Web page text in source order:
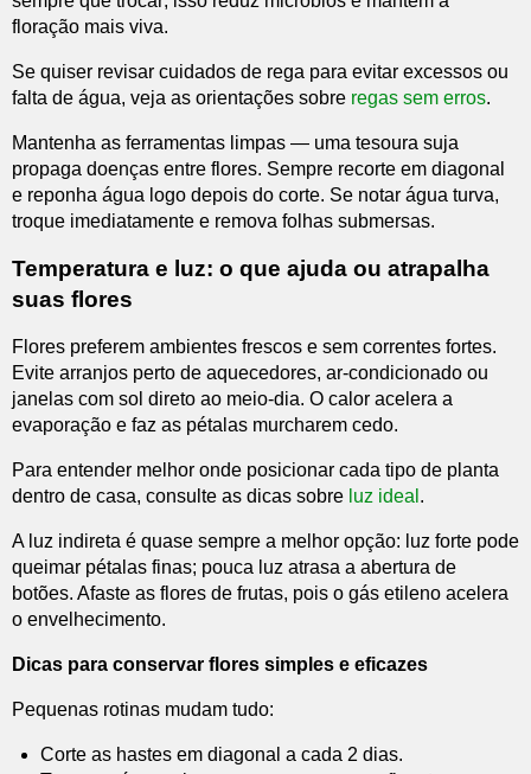
floração mais viva.
Se quiser revisar cuidados de rega para evitar excessos ou
falta de água, veja as orientações sobre regas sem erros.
Mantenha as ferramentas limpas — uma tesoura suja
propaga doenças entre flores. Sempre recorte em diagonal
e reponha água logo depois do corte. Se notar água turva,
troque imediatamente e remova folhas submersas.
Temperatura e luz: o que ajuda ou atrapalha
suas flores
Flores preferem ambientes frescos e sem correntes fortes.
Evite arranjos perto de aquecedores, ar-condicionado ou
janelas com sol direto ao meio-dia. O calor acelera a
evaporação e faz as pétalas murcharem cedo.
Para entender melhor onde posicionar cada tipo de planta
dentro de casa, consulte as dicas sobre luz ideal .
A luz indireta é quase sempre a melhor opção: luz forte pode
queimar pétalas finas; pouca luz atrasa a abertura de
botões. Afaste as flores de frutas, pois o gás etileno acelera
o envelhecimento.
Dicas para conservar flores simples e eficazes
Pequenas rotinas mudam tudo:
Corte as hastes em diagonal a cada 2 dias.